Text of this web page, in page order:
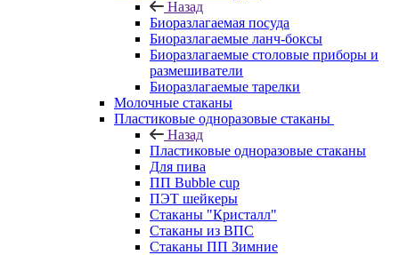
Назад
Биоразлагаемая посуда
Биоразлагаемые ланч-боксы
Биоразлагаемые столовые приборы и
размешиватели
Биоразлагаемые тарелки
Молочные стаканы
Пластиковые одноразовые стаканы
Назад
Пластиковые одноразовые стаканы
Для пива
ПП Bubble cup
ПЭТ шейкеры
Стаканы "Кристалл"
Стаканы из ВПС
Стаканы ПП Зимние